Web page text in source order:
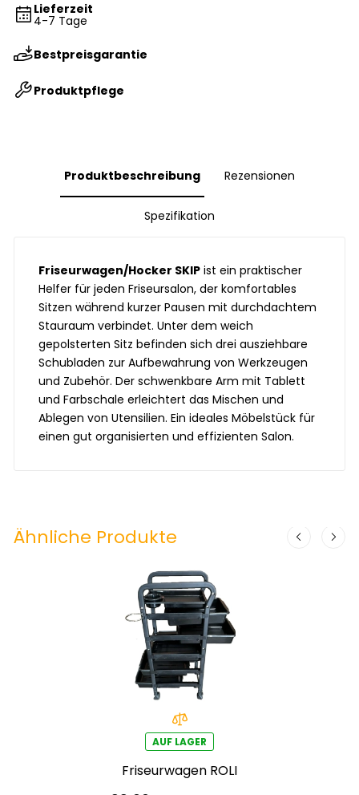
Lieferzeit
4-7 Tage
Bestpreisgarantie
Produktpflege
Produktbeschreibung Rezensionen
Spezifikation
Friseurwagen/Hocker SKIP ist ein praktischer
Helfer für jeden Friseursalon, der komfortables
Sitzen während kurzer Pausen mit durchdachtem
Stauraum verbindet. Unter dem weich
gepolsterten Sitz befinden sich drei ausziehbare
Schubladen zur Aufbewahrung von Werkzeugen
und Zubehör. Der schwenkbare Arm mit Tablett
und Farbschale erleichtert das Mischen und
Ablegen von Utensilien. Ein ideales Möbelstück für
einen gut organisierten und effizienten Salon.
Ähnliche Produkte
AUF LAGER
Friseurwagen ROLI